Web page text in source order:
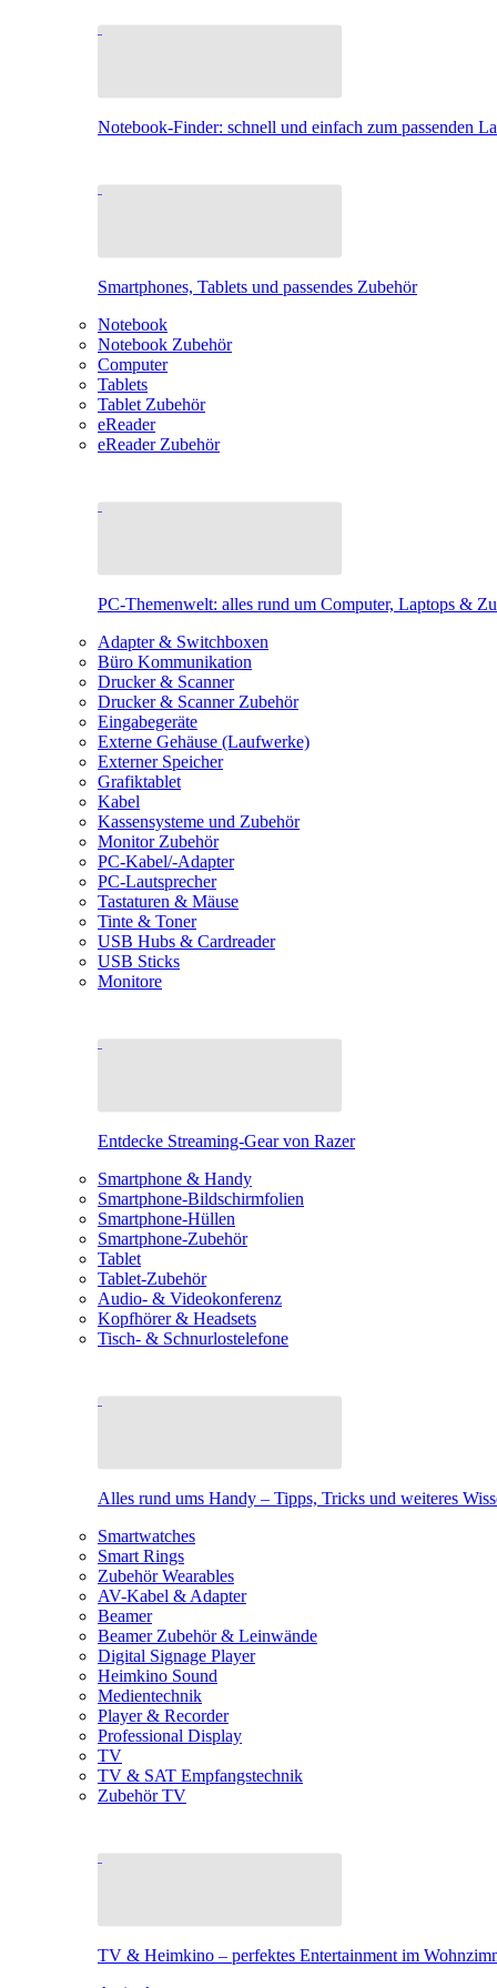
Notebook-Finder: schnell und einfach zum passenden
Smartphones, Tablets und passendes Zubehör
Notebook
Notebook Zubehör
Computer
Tablets
Tablet Zubehör
eReader
eReader Zubehör
PC-Themenwelt: alles rund um Computer, Laptops &
Adapter & Switchboxen
Büro Kommunikation
Drucker & Scanner
Drucker & Scanner Zubehör
Eingabegeräte
Externe Gehäuse (Laufwerke)
Externer Speicher
Grafiktablet
Kabel
Kassensysteme und Zubehör
Monitor Zubehör
PC-Kabel/-Adapter
PC-Lautsprecher
Tastaturen & Mäuse
Tinte & Toner
USB Hubs & Cardreader
USB Sticks
Monitore
Entdecke Streaming-Gear von Razer
Smartphone & Handy
Smartphone-Bildschirmfolien
Smartphone-Hüllen
Smartphone-Zubehör
Tablet
Tablet-Zubehör
Audio- & Videokonferenz
Kopfhörer & Headsets
Tisch- & Schnurlostelefone
Alles rund ums Handy – Tipps, Tricks und weiteres
Smartwatches
Smart Rings
Zubehör Wearables
AV-Kabel & Adapter
Beamer
Beamer Zubehör & Leinwände
Digital Signage Player
Heimkino Sound
Medientechnik
Player & Recorder
Professional Display
TV
TV & SAT Empfangstechnik
Zubehör TV
TV & Heimkino – perfektes Entertainment im